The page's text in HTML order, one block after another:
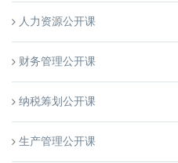
人力资源公开课
财务管理公开课
纳税筹划公开课
生产管理公开课